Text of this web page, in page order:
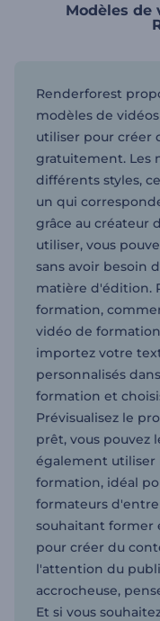
Modèles de
Renderforest
modèles de
utiliser pour créer
gratuitement. Les
différents styles,
un qui
grâce au créateur
utiliser, vous
sans avoir besoin
matière d'édition.
formation,
vidéo de
importez votre
personnalisés
formation et
Prévisualisez le
prêt, vous pouvez
également utiliser
formation, idéal
formateurs
souhaitant former
pour créer du
l'attention du
accrocheuse,
Et si vous